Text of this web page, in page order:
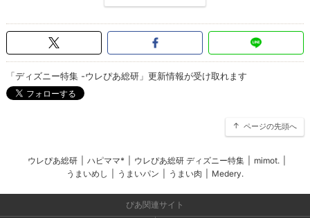
「ディズニー特集 -ウレぴあ総研」更新情報が受け取れます
ページの先頭へ
ウレぴあ総研 ハピママ* ウレぴあ総研 ディズニー特集 mimot.
うまいめし
うまいパン うまい肉 Medery.
ぴあ関連サイト